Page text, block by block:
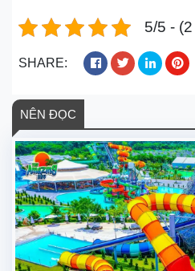
5/5 -
SHARE:
NÊN ĐỌC